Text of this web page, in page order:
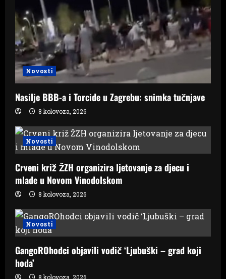
Novosti
Nasilje BBB-a i Torcide u Zagrebu: snimka tučnjave
8 kolovoza, 2026
Novosti
Crveni križ ŽZH organizira ljetovanje za djecu i
mlade u Novom Vinodolskom
8 kolovoza, 2026
Novosti
GangoROhodci objavili vodič ‘Ljubuški – grad koji
hoda’
8 kolovoza, 2026